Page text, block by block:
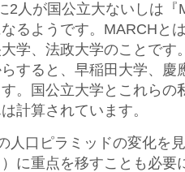
2人が国公立大ないしは『
るようです。MARCHと
学、法政大学のことです
すると、早稲田大学、慶
。国公立大学とこれらの
計算されています。
人口ピラミッドの変化を
に重点を移すことも必要